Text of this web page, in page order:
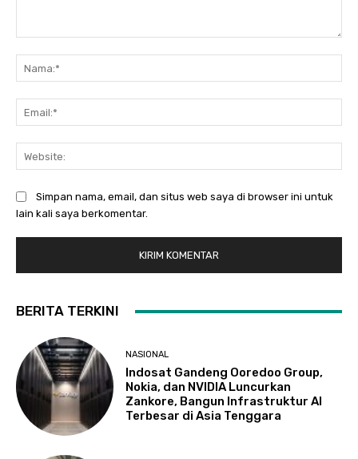
Simpan nama, email, dan situs web saya di browser ini untuk
lain kali saya berkomentar.
BERITA TERKINI
NASIONAL
Indosat Gandeng Ooredoo Group,
Nokia, dan NVIDIA Luncurkan
Zankore, Bangun Infrastruktur AI
Terbesar di Asia Tenggara